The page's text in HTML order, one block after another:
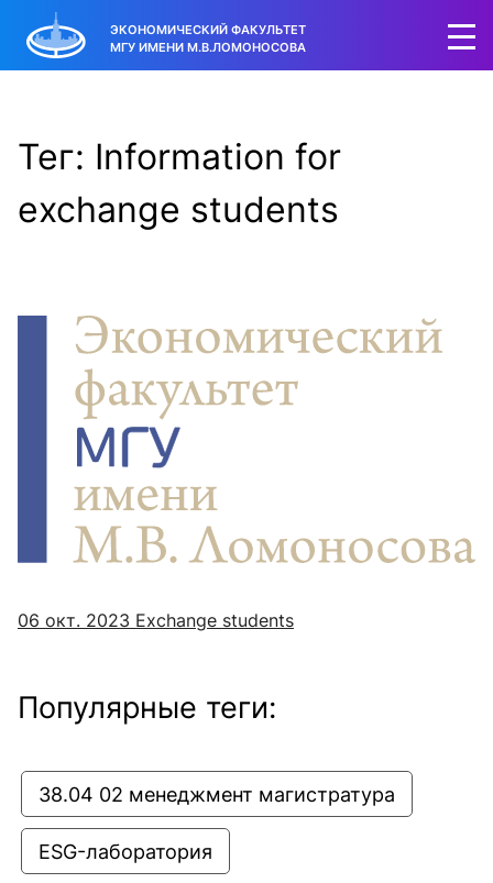
ЭКОНОМИЧЕСКИЙ ФАКУЛЬТЕТ
МГУ ИМЕНИ М.В.ЛОМОНОСОВА
Тег: Information for
exchange students
06 окт. 2023 Еxchange students
Популярные теги:
38.04 02 менеджмент магистратура
ESG-лаборатория